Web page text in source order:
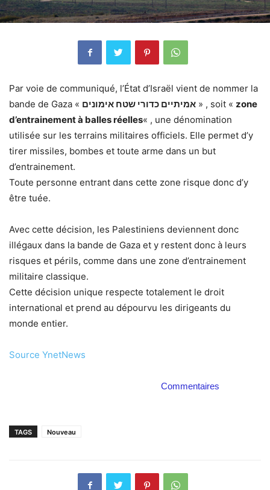
Par voie de communiqué, l’État d’Israël vient de nommer la
bande de Gaza « אמיתיים כדורי שטח אימונים » , soit « zone
d’entrainement à balles réelles« , une dénomination
utilisée sur les terrains militaires officiels. Elle permet d’y
tirer missiles, bombes et toute arme dans un but
d’entrainement.
Toute personne entrant dans cette zone risque donc d’y
être tuée.
Avec cette décision, les Palestiniens deviennent donc
illégaux dans la bande de Gaza et y restent donc à leurs
risques et périls, comme dans une zone d’entrainement
militaire classique.
Cette décision unique respecte totalement le droit
international et prend au dépourvu les dirigeants du
monde entier.
Source YnetNews
Commentaires
TAGS Nouveau